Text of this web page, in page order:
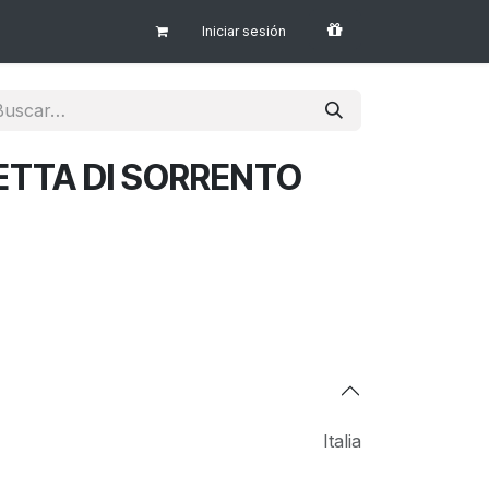
Iniciar sesión
DI SORRENTO
Italia